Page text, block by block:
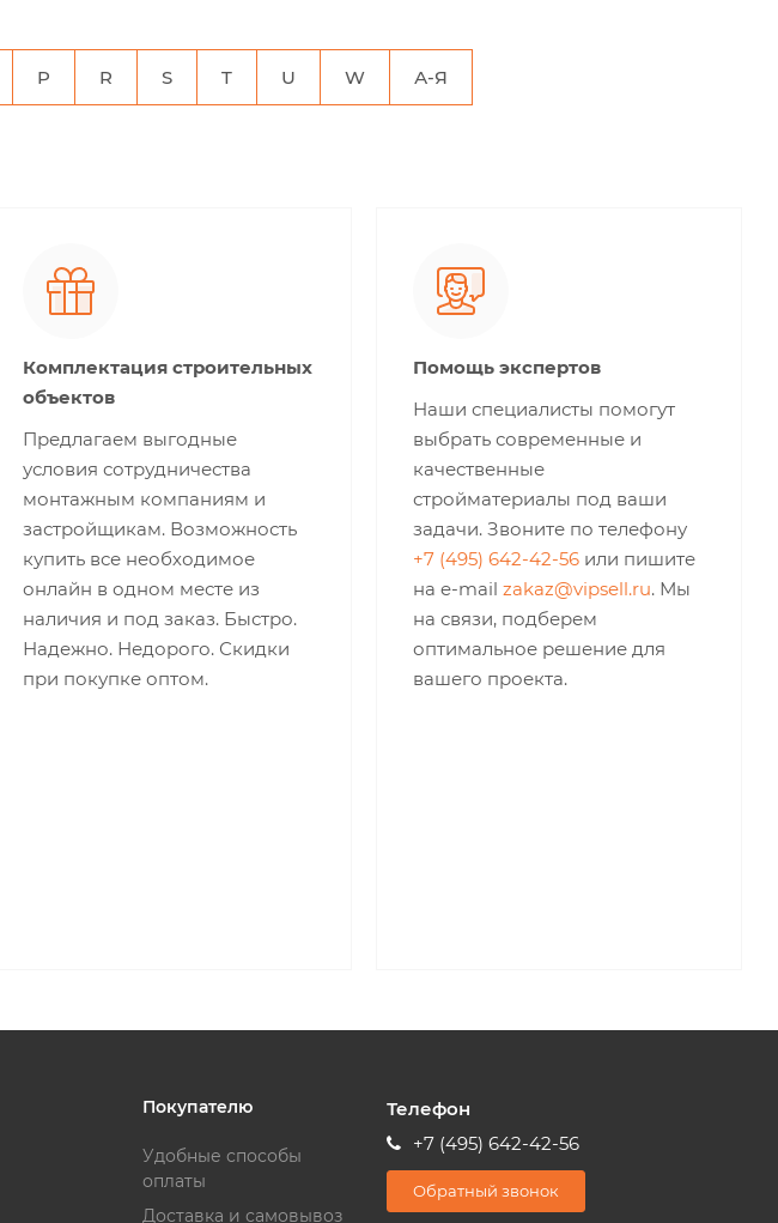
P R S T U W А-Я
Комплектация строительных
объектов
Предлагаем выгодные
условия сотрудничества
монтажным компаниям и
застройщикам. Возможность
купить все необходимое
онлайн в одном месте из
наличия и под заказ. Быстро.
Надежно. Недорого. Скидки
при покупке оптом.
Помощь экспертов
Наши специалисты помогут
выбрать современные и
качественные
стройматериалы под ваши
задачи. Звоните по телефону
+7 (495) 642-42-56 или пишите
на e-mail zakaz@vipsell.ru. Мы
на связи, подберем
оптимальное решение для
вашего проекта.
Покупателю
Удобные способы
оплаты
Доставка и самовывоз
Телефон
+7 (495) 642-42-56
Обратный звонок